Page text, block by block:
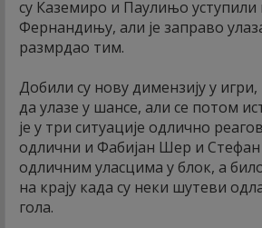
су Каземиро и Паулињо уступили
Фернандињу, али је заправо
размрдао тим.
Добили су нову димензију у
да улазе у шансе, али се потом
је у три ситуације одлично
одлични и Фабијан Шер и
одличним уласцима у блок, а
на крају када су неки шутеви
гола.